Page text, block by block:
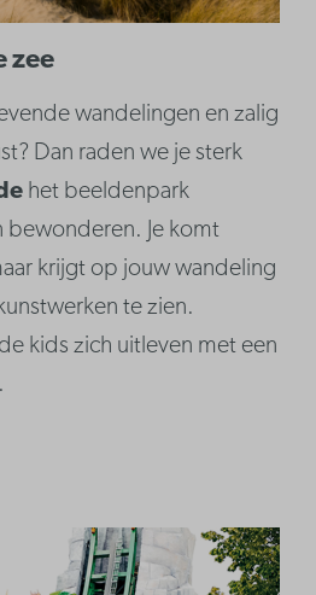
zee
wandelingen en zalig
Dan raden we je sterk
het beeldenpark
bewonderen. Je komt
krijgt op jouw wandeling
te zien.
kids zich uitleven met een